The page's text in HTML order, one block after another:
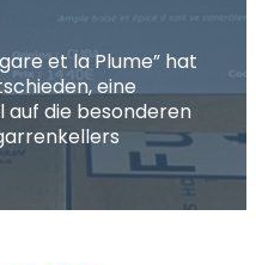
et la Plume” hat
eine
auf die besonderen